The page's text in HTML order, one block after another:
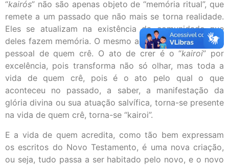
“kairós” não são apenas objeto de “memória ritual”, que
remete a um passado que não mais se torna realidade.
Eles se atualizam na existência da comunidade que
deles fazem memória. O mesmo acontece na existência
pessoal de quem crê. O ato de crer é o “kairoi” por
excelência, pois transforma não só olhar, mas toda a
vida de quem crê, pois é o ato pelo qual o que
aconteceu no passado, a saber, a manifestação da
glória divina ou sua atuação salvífica, torna-se presente
na vida de quem crê, torna-se “kairoi”.
E a vida de quem acredita, como tão bem expressam
os escritos do Novo Testamento, é uma nova criação,
ou seja, tudo passa a ser habitado pelo novo, e o novo